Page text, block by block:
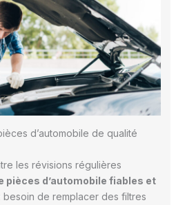
d’automobile de qualité
les révisions régulières
pièces d’automobile fiables et
besoin de remplacer des filtres